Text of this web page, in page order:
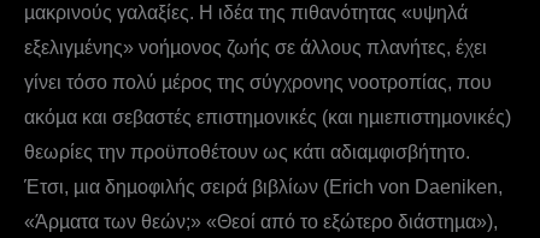
µακρινούς γαλαξίες. Η ιδέα της πιθανότητας «υψηλά
εξελιγµένης» νοήµονος ζωής σε άλλους πλανήτες, έχει
γίνει τόσο πολύ µέρος της σύγχρονης νοοτροπίας, που
ακόµα και σεβαστές επιστηµονικές (και ηµιεπιστηµονικές)
θεωρίες την προϋποθέτουν ως κάτι αδιαµφισβήτητο.
Έτσι, µια δηµοφιλής σειρά βιβλίων (Erich von Daeniken,
«Άρµατα των θεών;» «Θεοί από το εξώτερο διάστηµα»),